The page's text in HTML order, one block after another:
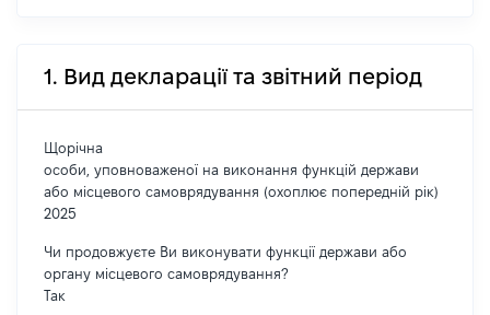
1. Вид декларації та звітний період
Щорічна
особи, уповноваженої на виконання функцій держави
або місцевого самоврядування (охоплює попередній рік)
2025
Чи продовжуєте Ви виконувати функції держави або
органу місцевого самоврядування?
Так